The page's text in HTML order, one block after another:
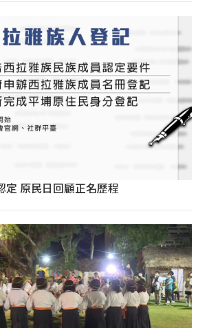
定 原民日回顧正名歷程